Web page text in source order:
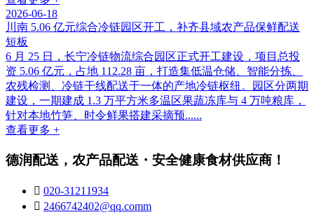
2026-06-18
川南 5.06 亿元综合冷链园区开工，补齐县域农产品保鲜配送
短板
6 月 25 日，长宁冷链物流综合园区正式开工建设，项目总投
资 5.06 亿元，占地 112.28 亩，打造集低温仓储、智能分拣、
农残检测、冷链干线配送于一体的产地冷链枢纽。园区分两期
建设，一期建成 1.3 万平方米多温区果蔬冻库与 4 万吨粮库，
针对本地竹笋、时令鲜果搭建采摘预......
查看更多 +
德润配送，农产品配送・安全健康食材供应商！
 020-31211934
 2466742402@qq.comm